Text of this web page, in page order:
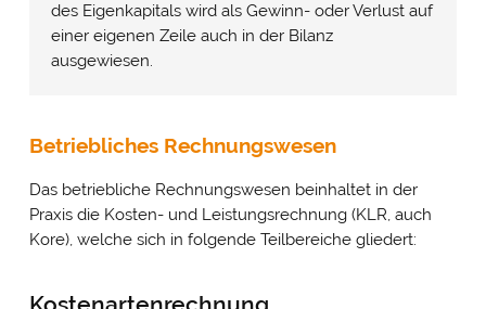
des Eigenkapitals wird als Gewinn- oder Verlust auf
einer eigenen Zeile auch in der Bilanz
ausgewiesen.
Betriebliches Rechnungswesen
Das betriebliche Rechnungswesen beinhaltet in der
Praxis die Kosten- und Leistungsrechnung (KLR, auch
Kore), welche sich in folgende Teilbereiche gliedert: